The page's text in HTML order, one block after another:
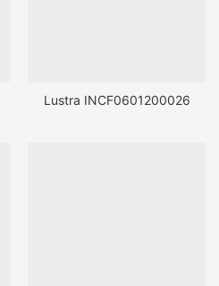
Lustra INCF0601200026